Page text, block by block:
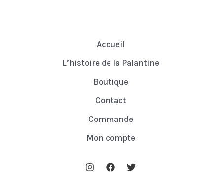
Accueil
L’histoire de la Palantine
Boutique
Contact
Commande
Mon compte